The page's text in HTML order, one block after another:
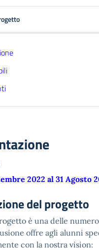
2022 al 31 Agosto
del progetto
è una delle
offre agli alunni
con la nostra vision: